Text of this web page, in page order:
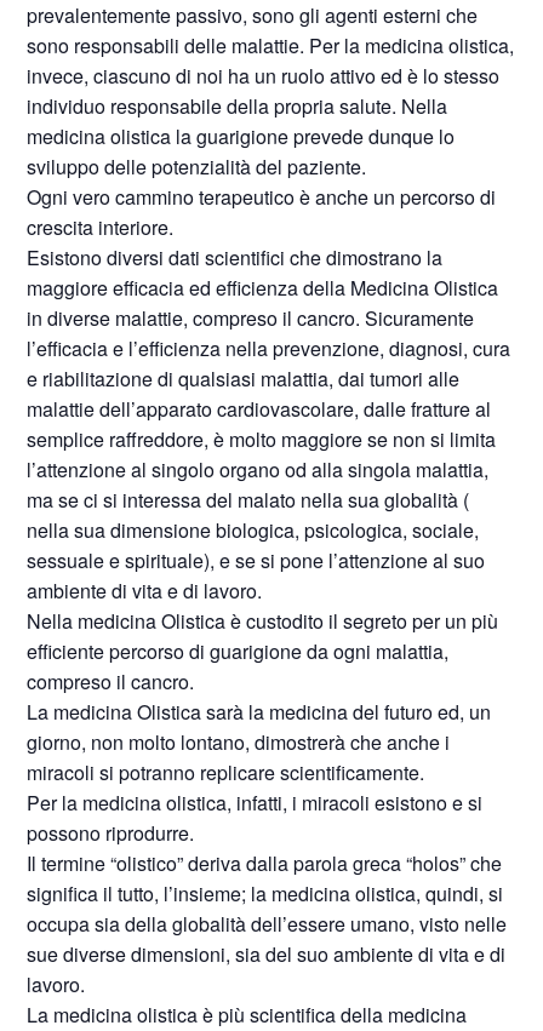
prevalentemente passivo, sono gli agenti esterni che
sono responsabili delle malattie. Per la medicina olistica,
invece, ciascuno di noi ha un ruolo attivo ed è lo stesso
individuo responsabile della propria salute. Nella
medicina olistica la guarigione prevede dunque lo
sviluppo delle potenzialità del paziente.
Ogni vero cammino terapeutico è anche un percorso di
crescita interiore.
Esistono diversi dati scientifici che dimostrano la
maggiore efficacia ed efficienza della Medicina Olistica
in diverse malattie, compreso il cancro. Sicuramente
l’efficacia e l’efficienza nella prevenzione, diagnosi, cura
e riabilitazione di qualsiasi malattia, dai tumori alle
malattie dell’apparato cardiovascolare, dalle fratture al
semplice raffreddore, è molto maggiore se non si limita
l’attenzione al singolo organo od alla singola malattia,
ma se ci si interessa del malato nella sua globalità (
nella sua dimensione biologica, psicologica, sociale,
sessuale e spirituale), e se si pone l’attenzione al suo
ambiente di vita e di lavoro.
Nella medicina Olistica è custodito il segreto per un più
efficiente percorso di guarigione da ogni malattia,
compreso il cancro.
La medicina Olistica sarà la medicina del futuro ed, un
giorno, non molto lontano, dimostrerà che anche i
miracoli si potranno replicare scientificamente.
Per la medicina olistica, infatti, i miracoli esistono e si
possono riprodurre.
Il termine “olistico” deriva dalla parola greca “holos” che
significa il tutto, l’insieme; la medicina olistica, quindi, si
occupa sia della globalità dell’essere umano, visto nelle
sue diverse dimensioni, sia del suo ambiente di vita e di
lavoro.
La medicina olistica è più scientifica della medicina